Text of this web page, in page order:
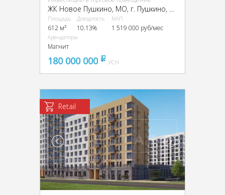
ЖК Новое Пушкино, МО, г. Пушкино, ЖК Новое Пушкино, к. 21
Площадь
612 м²
Доходность
10.13%
МАП
1 519 000 руб/мес
Арендаторы
Магнит
180 000 000 pуб
УСН
Retail